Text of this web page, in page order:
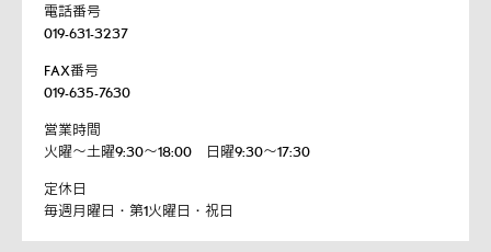
電話番号
019-631-3237
FAX番号
019-635-7630
営業時間
火曜～土曜9:30～18:00 日曜9:30～17:30
定休日
毎週月曜日・第1火曜日・祝日